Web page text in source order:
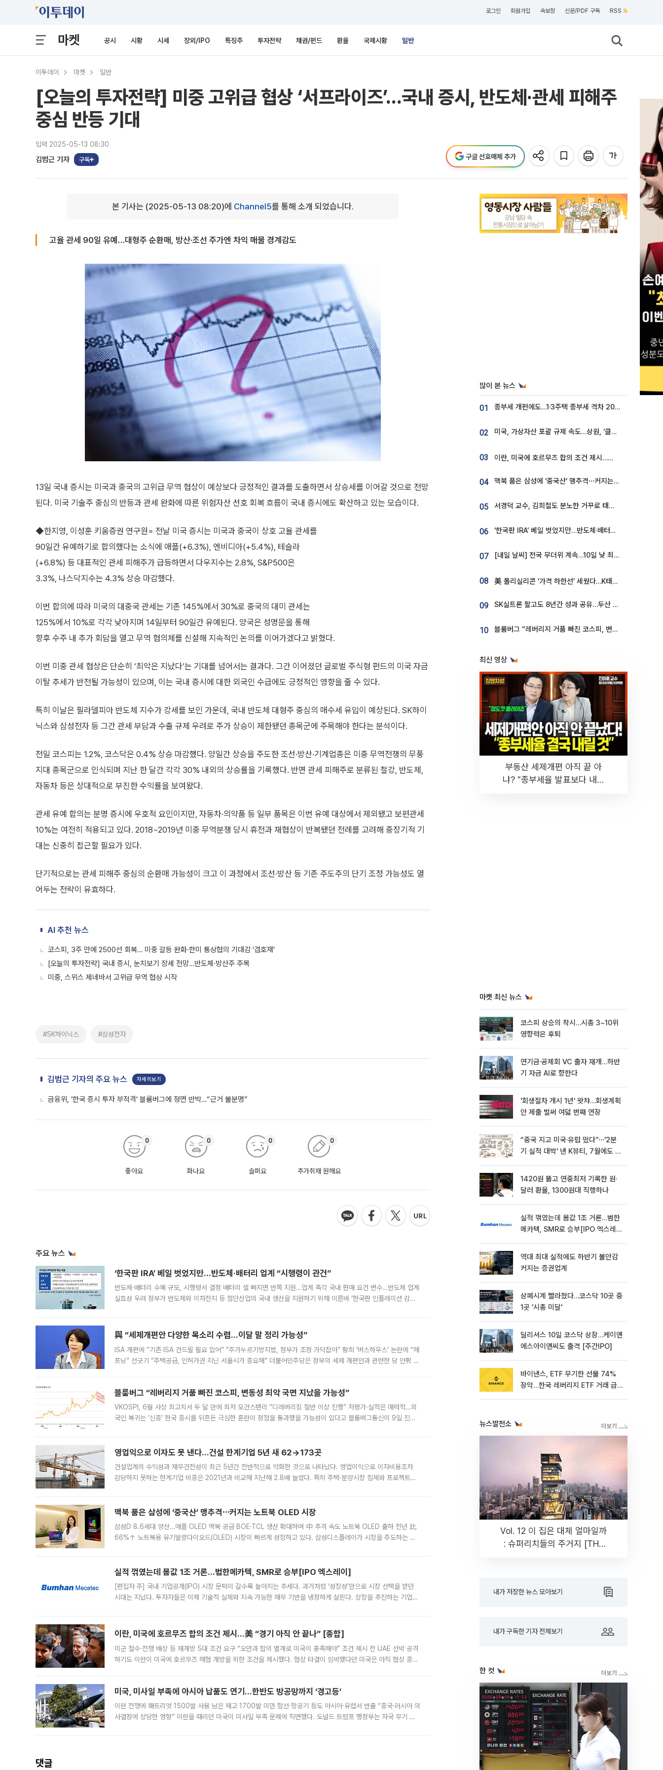
로그인 회원가입 속보창 신문/PDF 구독 RSS
마켓 공시 시황 시세 장외/IPO 특징주 투자전략 채권/펀드 환율 국제시황 일반
이투데이 마켓 일반
[오늘의 투자전략] 미중 고위급 협상 ‘서프라이즈’…국내 증시, 반도체·관세 피해주
중심 반등 기대
입력 2025-05-13 08:30
김범근 기자 구독 구글 선호매체 추가
본 기사는 (2025-05-13 08:20)에 Channel5를 통해 소개 되었습니다.
고율 관세 90일 유예…대형주 순환매, 방산·조선 주가엔 차익 매물 경계감도
13일 국내 증시는 미국과 중국의 고위급 무역 협상이 예상보다 긍정적인 결과를 도출하면서 상승세를 이어갈 것으로 전망
된다. 미국 기술주 중심의 반등과 관세 완화에 따른 위험자산 선호 회복 흐름이 국내 증시에도 확산하고 있는 모습이다.
◆한지영, 이성훈 키움증권 연구원= 전날 미국 증시는 미국과 중국이 상호 고율 관세를
90일간 유예하기로 합의했다는 소식에 애플(+6.3%), 엔비디아(+5.4%), 테슬라
(+6.8%) 등 대표적인 관세 피해주가 급등하면서 다우지수는 2.8%, S&P500은
3.3%, 나스닥지수는 4.3% 상승 마감했다.
이번 합의에 따라 미국의 대중국 관세는 기존 145%에서 30%로 중국의 대미 관세는
125%에서 10%로 각각 낮아지며 14일부터 90일간 유예된다. 양국은 성명문을 통해
향후 수주 내 추가 회담을 열고 무역 협의체를 신설해 지속적인 논의를 이어가겠다고 밝혔다.
이번 미중 관세 협상은 단순히 ‘최악은 지났다’는 기대를 넘어서는 결과다. 그간 이어졌던 글로벌 주식형 펀드의 미국 자금
이탈 추세가 반전될 가능성이 있으며, 이는 국내 증시에 대한 외국인 수급에도 긍정적인 영향을 줄 수 있다.
특히 이날은 필라델피아 반도체 지수가 강세를 보인 가운데, 국내 반도체 대형주 중심의 매수세 유입이 예상된다. SK하이
닉스와 삼성전자 등 그간 관세 부담과 수출 규제 우려로 주가 상승이 제한됐던 종목군에 주목해야 한다는 분석이다.
전일 코스피는 1.2%, 코스닥은 0.4% 상승 마감했다. 양일간 상승을 주도한 조선·방산·기계업종은 미중 무역전쟁의 무풍
지대 종목군으로 인식되며 지난 한 달간 각각 30% 내외의 상승률을 기록했다. 반면 관세 피해주로 분류된 철강, 반도체,
자동차 등은 상대적으로 부진한 수익률을 보여왔다.
관세 유예 합의는 분명 증시에 우호적 요인이지만, 자동차·의약품 등 일부 품목은 이번 유예 대상에서 제외됐고 보편관세
10%는 여전히 적용되고 있다. 2018~2019년 미중 무역분쟁 당시 휴전과 재협상이 반복됐던 전례를 고려해 중장기적 기
대는 신중히 접근할 필요가 있다.
단기적으로는 관세 피해주 중심의 순환매 가능성이 크고 이 과정에서 조선·방산 등 기존 주도주의 단기 조정 가능성도 열
어두는 전략이 유효하다.
AI 추천 뉴스
코스피, 3주 만에 2500선 회복… 미중 갈등 완화·한미 통상협의 기대감 '겹호재'
[오늘의 투자전략] 국내 증시, 눈치보기 장세 전망…반도체·방산주 주목
미중, 스위스 제네바서 고위급 무역 협상 시작
#SK하이닉스 #삼성전자
김범근 기자의 주요 뉴스 자세히보기
금융위, ‘한국 증시 투자 부적격’ 블룸버그에 정면 반박…“근거 불분명”
좋아요
0
화나요
0
슬퍼요
0
추가취재 원해요
0
주요 뉴스
‘한국판 IRA’ 베일 벗었지만…반도체·배터리 업계 “시행령이 관건”
반도체·배터리 수혜 규모, 시행령서 결정 배터리 셀 빠지면 반쪽 지원…업계 촉각 국내 판매 요건 변수…반도체 업계
실효성 우려 정부가 반도체와 이차전지 등 첨단산업의 국내 생산을 지원하기 위해 이른바 ‘한국판 인플레이션 감축
與 “세제개편안 다양한 목소리 수렴…이달 말 정리 가능성”
ISA 개편에 “기존 ISA 건드릴 필요 없어” “주가누르기방지법, 정부가 조정 가닥잡아” 황희 ‘버스하우스’ 논란에 “해
프닝” 선긋기 “주택공급, 인허가권 지닌 서울시가 중요해” 더불어민주당은 정부의 세제 개편안과 관련한 당 안팎 의
블룸버그 “레버리지 거품 빠진 코스피, 변동성 최악 국면 지났을 가능성”
VKOSPI, 6월 사상 최고치서 두 달 만에 최저 모건스탠리 “디레버리징 절반 이상 진행” 저평가·실적은 매력적…외
국인 복귀는 ‘신중’ 한국 증시를 뒤흔든 극심한 혼란이 정점을 통과했을 가능성이 있다고 블룸버그통신이 9일 진단
영업익으로 이자도 못 낸다…건설 한계기업 5년 새 62→173곳
건설업계의 수익성과 재무건전성이 최근 5년간 전반적으로 악화한 것으로 나타났다. 영업이익으로 이자비용조차
감당하지 못하는 한계기업 비중은 2021년과 비교해 지난해 2.8배 늘었다. 특히 주택·분양시장 침체와 프로젝트파
맥북 품은 삼성에 ‘중국산’ 맹추격⋯커지는 노트북 OLED 시장
삼성D 8.6세대 양산…애플 OLED 맥북 공급 BOE·TCL 생산 확대하며 中 추격 속도 노트북 OLED 출하 전년 比
66%↑ 노트북용 유기발광다이오드(OLED) 시장이 빠르게 성장하고 있다. 삼성디스플레이가 시장을 주도하는 가
실적 꺾였는데 몸값 1조 거론…범한메카텍, SMR로 승부[IPO 엑스레이]
[편집자 주] 국내 기업공개(IPO) 시장 문턱이 갈수록 높아지는 추세다. 과거처럼 ‘성장성’만으로 시장 선택을 받던
시대는 지났다. 투자자들은 이제 기술적 실체와 지속 가능한 재무 기반을 냉정하게 살핀다. 상장을 추진하는 기업들
이란, 미국에 호르무즈 합의 조건 제시…美 “경기 아직 안 끝나” [종합]
미군 철수·전쟁 배상 등 재개방 5대 조건 요구 “오만과 합의 별개로 미국이 충족해야” 조건 제시 전 UAE 선박 공격
하기도 이란이 미국에 호르무즈 해협 개방을 위한 조건을 제시했다. 협상 타결이 임박했다던 미국은 아직 협상 중이
미국, 미사일 부족에 아시아 납품도 연기…한반도 방공망까지 ‘경고등’
이란 전쟁에 패트리엇 1500발 사용 남은 재고 1700발 미만 함선·항공기 등도 아시아·유럽서 반출 “중국·러시아 의
사결정에 상당한 영향” 이란을 때리던 미국이 미사일 부족 문제에 직면했다. 도널드 트럼프 행정부는 자국 무기 공
댓글
많이 본 뉴스
01 종부세 개편에도…1·3주택 종부세 격차 2028년부터 확대
02 미국, 가상자산 포괄 규제 속도…상원, ‘클래리티법’ 9월 절차투표 추진
03 이란, 미국에 호르무즈 합의 조건 제시…美 “경기 아직 안 끝나” [종합]
04 맥북 품은 삼성에 ‘중국산’ 맹추격⋯커지는 노트북 OLED 시장
05 서경덕 교수, 김희철도 분노한 거꾸로 태극기⋯"엉터리는 아냐, 아쉬울 뿐"
06 ‘한국판 IRA’ 베일 벗었지만…반도체·배터리 업계 “시행령이 관건”
07 [내일 날씨] 전국 무더위 계속…10일 낮 최고 34도 육박
08 美 폴리실리콘 ‘가격 하한선’ 세웠다…K태양광 수혜 기대
09 SK실트론 팔고도 8년간 성과 공유…두산 인수대금 2.3조가 끝 아냐
10 블룸버그 “레버리지 거품 빠진 코스피, 변동성 최악 국면 지났을 가능성”
최신 영상
부동산 세제개편 아직 끝 아
냐? "종부세율 발표보다 내릴
마켓 최신 뉴스
코스피 상승의 착시…시총 3~10위
영향력은 후퇴
연기금·공제회 VC 출자 재개…하반
기 자금 AI로 향한다
'회생절차 개시 1년' 왓챠…회생계획
안 제출 벌써 여덟 번째 연장
“중국 지고 미국·유럽 떴다”⋯'2분
기 실적 대박' 낸 K뷰티, 7월에도 질
1420원 뚫고 연중최저 기록한 원·
달러 환율, 1300원대 직행하나
실적 꺾였는데 몸값 1조 거론…범한
메카텍, SMR로 승부[IPO 엑스레
역대 최대 실적에도 하반기 불안감
커지는 증권업계
상폐시계 빨라졌다…코스닥 10곳 중
1곳 '시총 미달'
딜리셔스 10일 코스닥 상장…케이앤
에스아이앤씨도 출격 [주간IPO]
바이낸스, ETF 무기한 선물 74%
장악…한국 레버리지 ETF 거래 급
뉴스발전소
Vol. 12 이 집은 대체 얼마일까
: 슈퍼리치들의 주거지 [THE
내가 저장한 뉴스 모아보기
내가 구독한 기자 전체보기
한 컷